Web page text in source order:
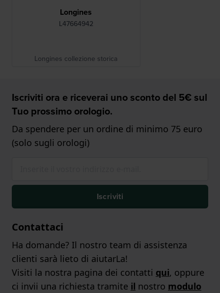
Longines
L47664942
Longines collezione storica
Iscriviti ora e riceverai uno sconto del 5€ sul
Tuo prossimo orologio.
Da spendere per un ordine di minimo 75 euro
(solo sugli orologi)
Iscriviti
Contattaci
Ha domande? Il nostro team di assistenza
clienti sarà lieto di aiutarLa!
Visiti la nostra pagina dei contatti qui, oppure
ci invii una richiesta tramite il nostro modulo